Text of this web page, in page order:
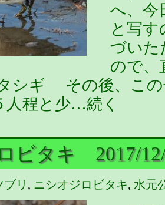
へ、今
と写
づいた
ので、
シギ その後、この
人程と少…続く
ビタキ 2017/
リ , ニシオジロビタキ, 水元